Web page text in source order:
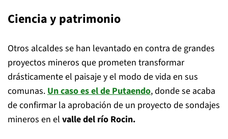
Ciencia y patrimonio
Otros alcaldes se han levantado en contra de grandes
proyectos mineros que prometen transformar
drásticamente el paisaje y el modo de vida en sus
comunas. Un caso es el de Putaendo, donde se acaba
de confirmar la aprobación de un proyecto de sondajes
mineros en el valle del río Rocin.